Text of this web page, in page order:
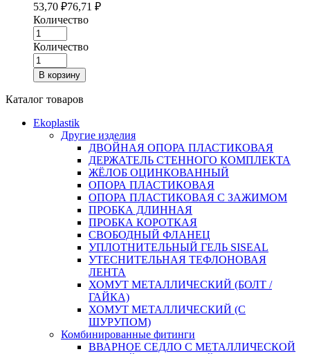
53,70 ₽76,71 ₽
Количество
Количество
В корзину
Каталог товаров
Ekoplastik
Другие изделия
ДВОЙНАЯ ОПОРА ПЛАСТИКОВАЯ
ДЕРЖАТЕЛЬ СТЕННОГО КОМПЛЕКТА
ЖЁЛОБ ОЦИНКОВАННЫЙ
ОПОРА ПЛАСТИКОВАЯ
ОПОРА ПЛАСТИКОВАЯ С ЗАЖИМОМ
ПРОБКА ДЛИННАЯ
ПРОБКА КОРОТКАЯ
СВОБОДНЫЙ ФЛАНЕЦ
УПЛОТНИТЕЛЬНЫЙ ГЕЛЬ SISEAL
УТЕСНИТЕЛЬНАЯ ТЕФЛОНОВАЯ
ЛЕНТА
ХОМУТ МЕТАЛЛИЧЕСКИЙ (БОЛТ /
ГАЙКА)
ХОМУТ МЕТАЛЛИЧЕСКИЙ (С
ШУРУПОМ)
Комбинированные фитинги
ВВАРНОЕ СЕДЛО С МЕТАЛЛИЧЕСКОЙ